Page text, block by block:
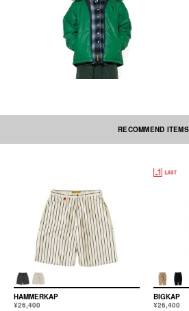
RECOMMEND ITEMS
HAMMERKAP
¥26,400
BIGKAP
¥26,400